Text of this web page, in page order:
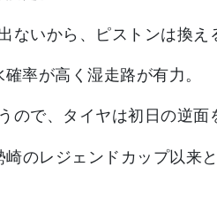
出ないから、ピストンは換
率が高く湿走路が有力。
ので、タイヤは初日の逆面
崎のレジェンドカップ以来